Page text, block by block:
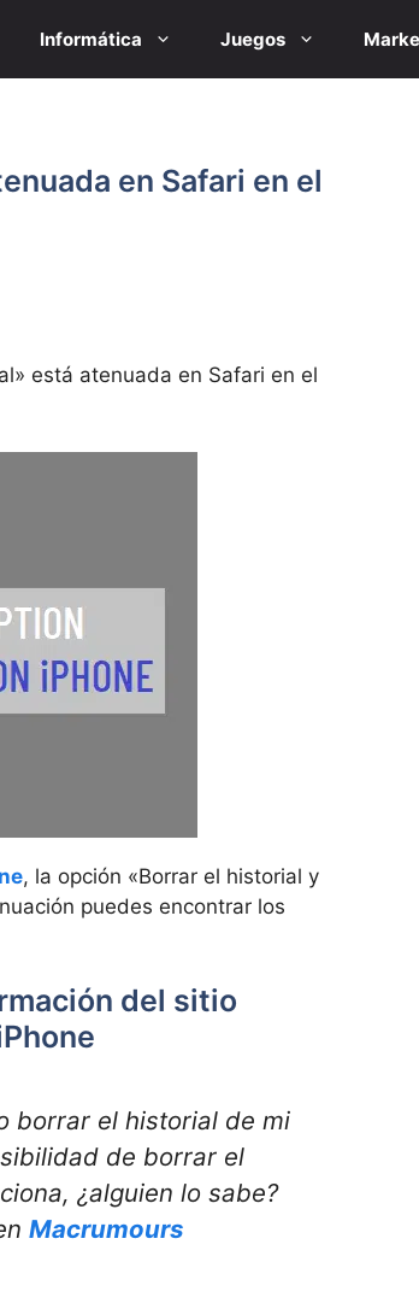
Informática Juegos
en Safari en el
está atenuada en Safari en el
, la opción «Borrar el historial y
puedes encontrar los
del sitio
borrar el historial de mi
de borrar el
¿alguien lo sabe?
Macrumours